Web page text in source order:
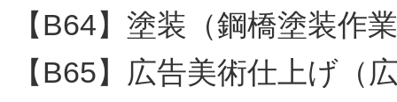
【B64】塗装（鋼橋塗装作
【B65】広告美術仕上げ（